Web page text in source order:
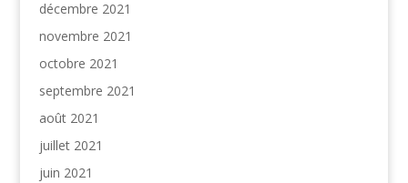
décembre 2021
novembre 2021
octobre 2021
septembre 2021
août 2021
juillet 2021
juin 2021